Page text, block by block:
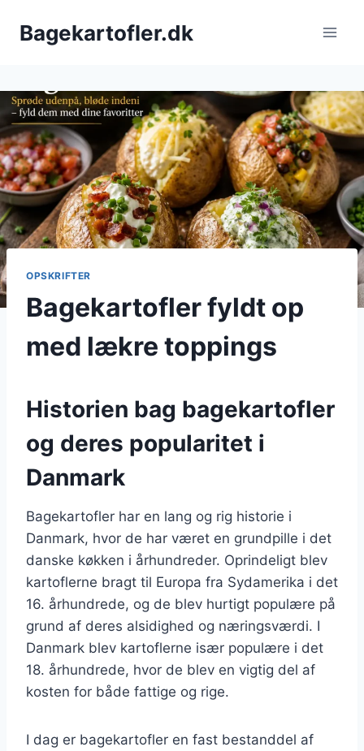
Bagekartofler.dk
OPSKRIFTER
Bagekartofler fyldt op
med lækre toppings
Historien bag bagekartofler
og deres popularitet i
Danmark
Bagekartofler har en lang og rig historie i
Danmark, hvor de har været en grundpille i det
danske køkken i århundreder. Oprindeligt blev
kartoflerne bragt til Europa fra Sydamerika i det
16. århundrede, og de blev hurtigt populære på
grund af deres alsidighed og næringsværdi. I
Danmark blev kartoflerne især populære i det
18. århundrede, hvor de blev en vigtig del af
kosten for både fattige og rige.
I dag er bagekartofler en fast bestanddel af